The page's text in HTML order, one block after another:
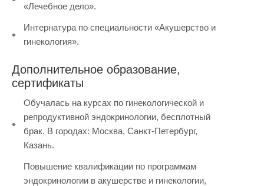
«Лечебное дело».
Интернатура по специальности «Акушерство и
гинекология».
Дополнительное образование,
сертификаты
Обучалась на курсах по гинекологической и
репродуктивной эндокринологии, бесплотный
брак. В городах: Москва, Санкт-Петербург,
Казань.
Повышение квалификации по программам
эндокринологии в акушерстве и гинекологии,